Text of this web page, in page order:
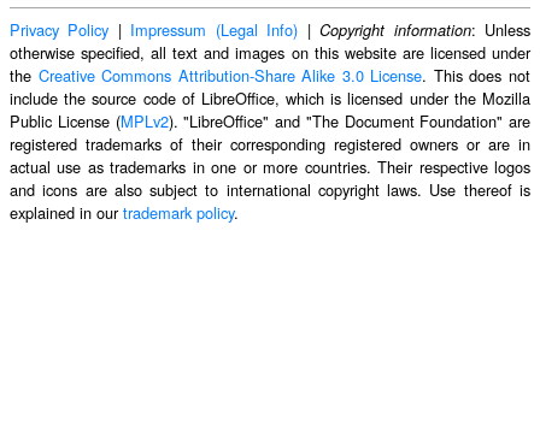
Privacy Policy | Impressum (Legal Info) |Copyright information: Unless
otherwise specified, all text and images on this website are licensed under
the Creative Commons Attribution-Share Alike 3.0 License. This does not
include the source code of LibreOffice, which is licensed under the Mozilla
Public License (MPLv2). "LibreOffice" and "The Document Foundation" are
registered trademarks of their corresponding registered owners or are in
actual use as trademarks in one or more countries. Their respective logos
and icons are also subject to international copyright laws. Use thereof is
explained in ourtrademark policy.